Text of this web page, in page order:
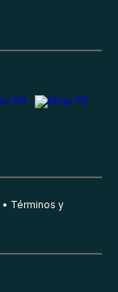
Términos y